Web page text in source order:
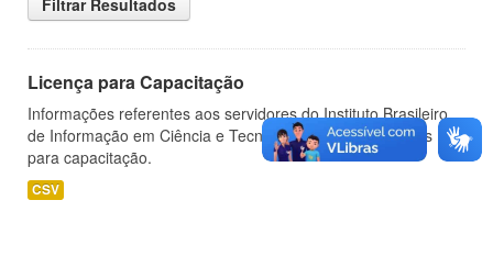
Filtrar Resultados
Licença para Capacitação
Informações referentes aos servidores do Instituto Brasileiro
de Informação em Ciência e Tecnologia (IBICT) afastados
para capacitação.
CSV